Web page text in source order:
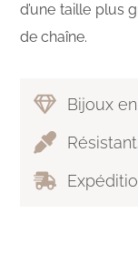
d’une taille plus
de chaîne.
Bijoux